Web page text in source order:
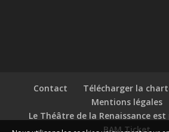
Contact
Télécharger la
Mentions légales
Le Théâtre de la Renaissance
BAM Ticket